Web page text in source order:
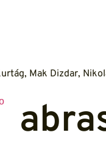
, Mak Dizdar,